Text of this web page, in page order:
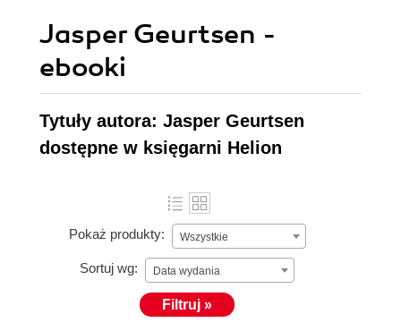
Jasper Geurtsen -
ebooki
Tytuły autora: Jasper Geurtsen
dostępne w księgarni Helion
Pokaż produkty: Wszystkie
Sortuj wg: Data wydania
Filtruj »